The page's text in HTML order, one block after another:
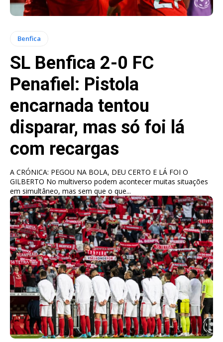
Benfica
SL Benfica 2-0 FC
Penafiel: Pistola
encarnada tentou
disparar, mas só foi lá
com recargas
A CRÓNICA: PEGOU NA BOLA, DEU CERTO E LÁ FOI O
GILBERTO No multiverso podem acontecer muitas situações
em simultâneo, mas sem que o que...